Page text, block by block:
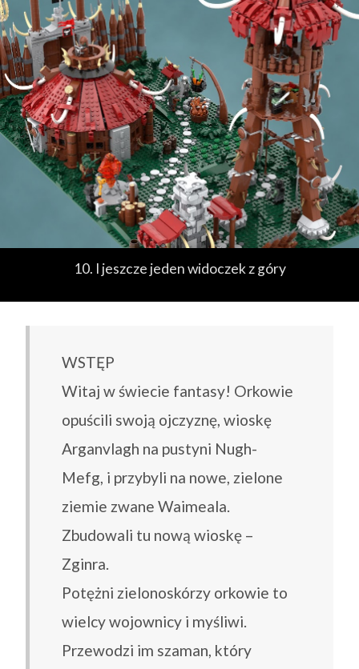
10. I jeszcze jeden widoczek z góry
WSTĘP
Witaj w świecie fantasy! Orkowie
opuścili swoją ojczyznę, wioskę
Arganvlagh na pustyni Nugh-
Mefg, i przybyli na nowe, zielone
ziemie zwane Waimeala.
Zbudowali tu nową wioskę –
Zginra.
Potężni zielonoskórzy orkowie to
wielcy wojownicy i myśliwi.
Przewodzi im szaman, który